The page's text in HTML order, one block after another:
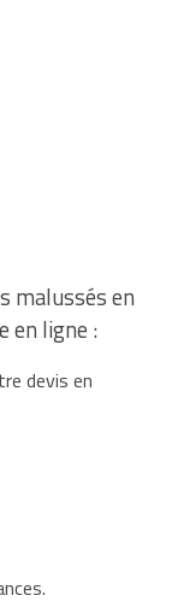
malussés en
en ligne :
devis en